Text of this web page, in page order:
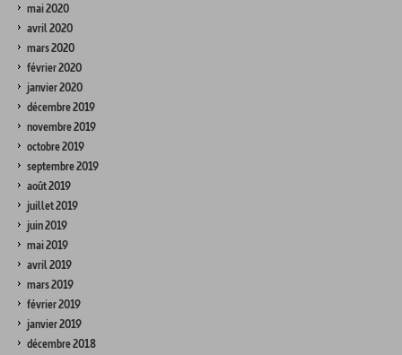
mai 2020
avril 2020
mars 2020
février 2020
janvier 2020
décembre 2019
novembre 2019
octobre 2019
septembre 2019
août 2019
juillet 2019
juin 2019
mai 2019
avril 2019
mars 2019
février 2019
janvier 2019
décembre 2018